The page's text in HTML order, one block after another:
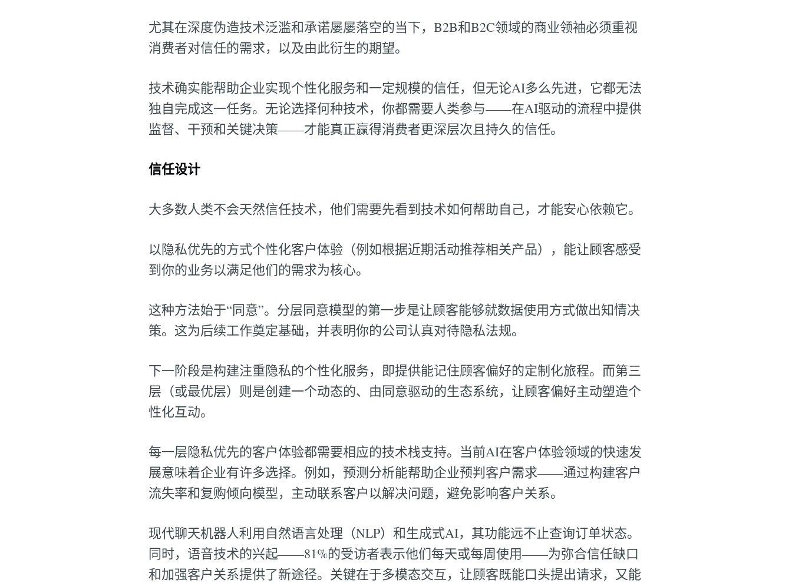
尤其在深度伪造技术泛滥和承诺屡屡落空的当下，B2B和B2C领域的商业领袖必须重视
消费者对信任的需求，以及由此衍生的期望。
技术确实能帮助企业实现个性化服务和一定规模的信任，但无论AI多么先进，它都无法
独自完成这一任务。无论选择何种技术，你都需要人类参与——在AI驱动的流程中提供
监督、干预和关键决策——才能真正赢得消费者更深层次且持久的信任。
信任设计
大多数人类不会天然信任技术，他们需要先看到技术如何帮助自己，才能安心依赖它。
以隐私优先的方式个性化客户体验（例如根据近期活动推荐相关产品），能让顾客感受
到你的业务以满足他们的需求为核心。
这种方法始于“同意”。分层同意模型的第一步是让顾客能够就数据使用方式做出知情决
策。这为后续工作奠定基础，并表明你的公司认真对待隐私法规。
下一阶段是构建注重隐私的个性化服务，即提供能记住顾客偏好的定制化旅程。而第三
层（或最优层）则是创建一个动态的、由同意驱动的生态系统，让顾客偏好主动塑造个
性化互动。
每一层隐私优先的客户体验都需要相应的技术栈支持。当前AI在客户体验领域的快速发
展意味着企业有许多选择。例如，预测分析能帮助企业预判客户需求——通过构建客户
流失率和复购倾向模型，主动联系客户以解决问题，避免影响客户关系。
现代聊天机器人利用自然语言处理（NLP）和生成式AI，其功能远不止查询订单状态。
同时，语音技术的兴起——81%的受访者表示他们每天或每周使用——为弥合信任缺口
和加强客户关系提供了新途径。关键在于多模态交互，让顾客既能口头提出请求，又能